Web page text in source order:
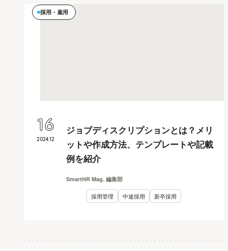
採用・雇用
ジョブディスクリプションとは？メリ
ットや作成方法、テンプレートや記載
例を紹介
SmartHR Mag. 編集部
採用管理 中途採用 新卒採用
2024.12
16